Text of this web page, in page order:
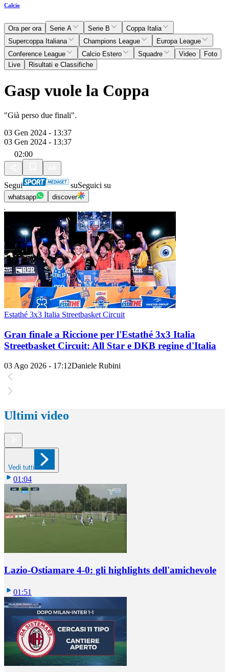
Calcio
Ora per ora Serie A Serie B
Coppa Italia
Supercoppa Italiana
Champions League
Europa League
Conference League
Calcio Estero Squadre Video
Foto
Live
Risultati e Classifiche
Gasp vuole la Coppa
"Già perso due finali".
03 Gen 2024 - 13:37
03 Gen 2024 - 13:37
02:00
Segui suSeguici su
whatsapp discover
Estathé 3x3 Italia Streetbasket Circuit
Gran finale a Riccione per l'Estathé 3x3 Italia
Streetbasket Circuit: All Star e DKB regine d'Italia
03 Ago 2026 - 17:12Daniele Rubini
Ultimi video
Vedi tutti
01:04
Lazio-Ostiamare 4-0: gli highlights dell'amichevole
01:51